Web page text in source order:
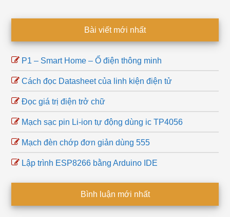
Bài viết mới nhất
P1 – Smart Home – Ổ điện thông minh
Cách đọc Datasheet của linh kiện điện tử
Đọc giá trị điện trở chữ
Mạch sạc pin Li-ion tự động dùng ic TP4056
Mạch đèn chớp đơn giản dùng 555
Lập trình ESP8266 bằng Arduino IDE
Bình luận mới nhất